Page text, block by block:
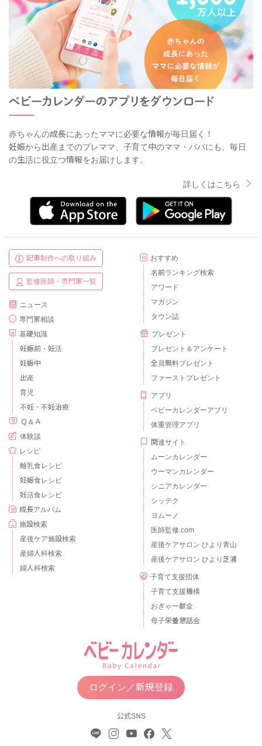
赤ちゃんの成長にあったママに必要な情報が毎日届く！
妊娠から出産までのプレママ、子育て中のママ・パパにも、毎日
の生活に役立つ情報をお届けします。
詳しくはこちら
記事制作への取り組み
監修医師・専門家一覧
ニュース
専門家相談
基礎知識
妊娠前・妊活
妊娠中
出産
育児
不妊・不妊治療
Ｑ＆Ａ
体験談
レシピ
離乳食レシピ
妊娠食レシピ
妊活食レシピ
成長アルバム
施設検索
産後ケア施設検索
産婦人科検索
婦人科検索
おすすめ
名前ランキング検索
アワード
マガジン
タウン誌
プレゼント
プレゼント＆アンケート
全員無料プレゼント
ファーストプレゼント
アプリ
ベビーカレンダーアプリ
体重管理アプリ
関連サイト
ムーンカレンダー
ウーマンカレンダー
シニアカレンダー
シッテク
ヨムーノ
医師監修.com
産後ケアサロン ひより青山
産後ケアサロン ひより芝浦
子育て支援団体
子育て支援機構
おぎゃー献金
母子栄養懇話会
ログイン／新規登録
公式SNS